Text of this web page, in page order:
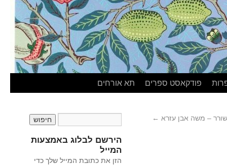
פודקאסט ספרים תא אורחים
– משה אבן עזרא ←
הירשם לבלוג באמצעות
המייל
הזן את כתובת המייל שלך כדי